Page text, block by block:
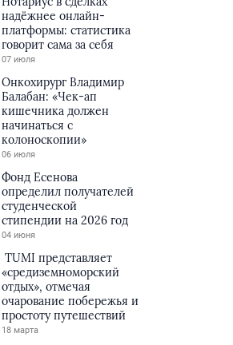
надёжнее онлайн-
платформы: статистика
говорит сама за себя
07 июля
Онкохирург Владимир
Балабан: «Чек-ап
кишечника должен
начинаться с
колоноскопии»
06 июля
Фонд Есенова
определил получателей
студенческой
стипендии на 2026 год
04 июня
TUMI представляет
«средиземноморский
отдых», отмечая
очарование побережья и
простоту путешествий
18 марта